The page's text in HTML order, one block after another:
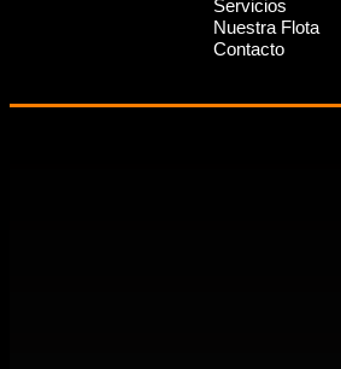
Servicios
Nuestra Flota
Contacto